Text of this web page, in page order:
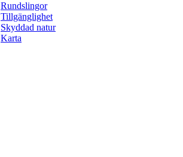
Rundslingor
Tillgänglighet
Skyddad natur
Karta